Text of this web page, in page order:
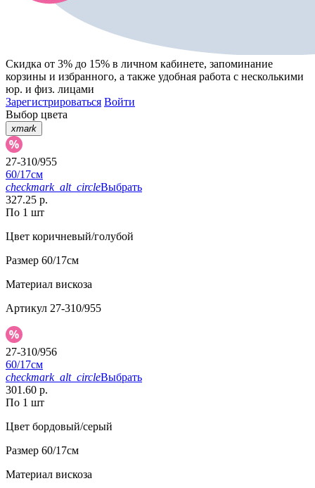
Скидка от 3% до 15% в личном кабинете, запоминание
корзины и избранного, а также удобная работа с несколькими
юр. и физ. лицами
Зарегистрироваться Войти
Выбор цвета
xmark
27-310/955
60/17см
checkmark_alt_circleВыбрать
327.25 р.
По 1 шт
Цвет коричневый/голубой
Размер 60/17см
Материал вискоза
Артикул 27-310/955
27-310/956
60/17см
checkmark_alt_circleВыбрать
301.60 р.
По 1 шт
Цвет бордовый/серый
Размер 60/17см
Материал вискоза